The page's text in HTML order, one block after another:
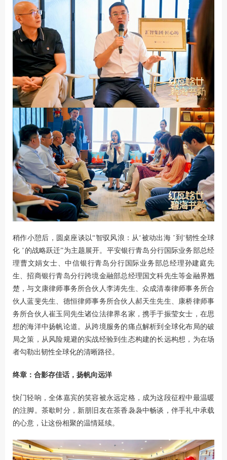
稍作小憩后，圆桌座谈以“智驭风浪：从‘被动出海 ’到‘韧性全球
化 ’的战略跃迁”为主题展开。平安银行青岛分行国际业务部总经
理曹文娟女士、中信银行青岛分行国际业务部总经理孙建庭先
生、招商银行青岛分行跨境金融部总经理国文科先生等金融界翘
楚，与文康律师事务所合伙人李涛先生、众成清泰律师事务所合
伙人蓝斐先生、德恒律师事务所合伙人郝天生先生、康桥律师事
务所合伙人崔玉同先生诸位法律界名家，携手于振莹女士，在思
想的海洋中扬帆论道。从跨境服务的痛点解析到全球化布局的破
局之策，从风险规避的实战经验到生态构建的长远构想，为在场
者勾勒出韧性全球化的清晰路径。
终章：合影存佳话，扬帆向远洋
快门轻响，全体嘉宾的笑容被永远定格，成为这段征程中最温暖
的注脚。茶歇时分，新朋旧友在茶香袅袅中畅谈，伴手礼中承载
的心意，让这份相聚的温情延续。